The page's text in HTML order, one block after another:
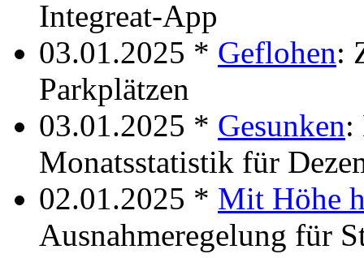
Integreat-App
03.01.2025 * Geflohen:
Parkplätzen
03.01.2025 * Gesunken:
Monatsstatistik für
02.01.2025 * Mit Höhe
Ausnahmeregelung für